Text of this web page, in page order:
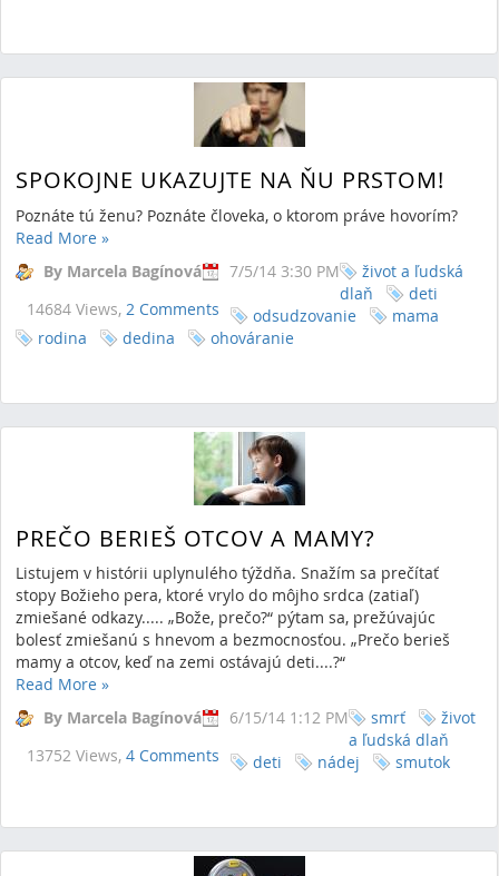
SPOKOJNE UKAZUJTE NA ŇU PRSTOM!
Poznáte tú ženu? Poznáte človeka, o ktorom práve hovorím?
Read More »
By Marcela Bagínová
7/5/14 3:30 PM
14684 Views, 2 Comments
život a ľudská
dlaň
deti
odsudzovanie
mama
rodina
dedina ohováranie
PREČO BERIEŠ OTCOV A MAMY?
Listujem v histórii uplynulého týždňa. Snažím sa prečítať
stopy Božieho pera, ktoré vrylo do môjho srdca (zatiaľ)
zmiešané odkazy..... „Bože, prečo?“ pýtam sa, prežúvajúc
bolesť zmiešanú s hnevom a bezmocnosťou. „Prečo berieš
mamy a otcov, keď na zemi ostávajú deti....?“
Read More »
By Marcela Bagínová
6/15/14 1:12 PM
13752 Views, 4 Comments
smrť
život
a ľudská dlaň
deti
nádej smutok